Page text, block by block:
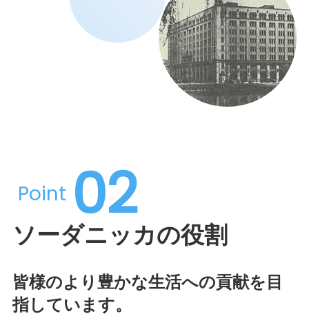
Point 02
ソーダニッカの役割
皆様のより豊かな生活への貢献を目
指しています。